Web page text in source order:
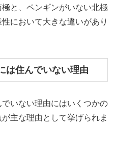
と、ペンギンがいない北極
において大きな違いがあり
は住んでいない理由
いない理由にはいくつかの
主な理由として挙げられま